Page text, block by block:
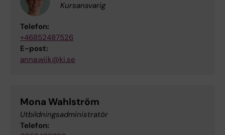
Kursansvarig
Telefon:
+46852487526
E-post:
anna.wiik@ki.se
Mona Wahlström
Utbildningsadministratör
Telefon: